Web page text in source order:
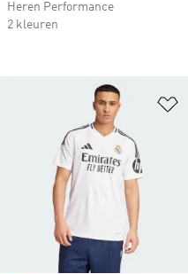
Heren Performance
2 kleuren